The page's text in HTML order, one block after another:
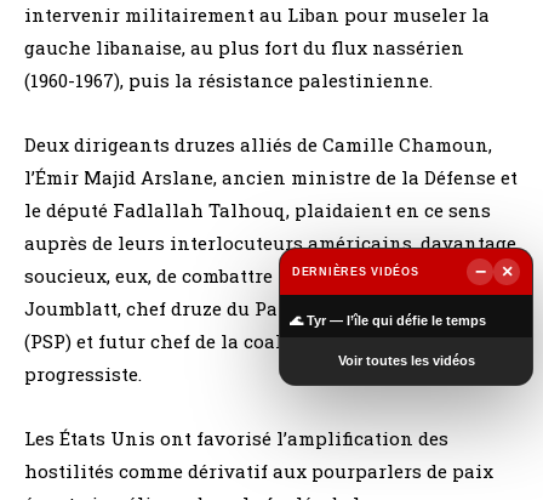
intervenir militairement au Liban pour museler la
gauche libanaise, au plus fort du flux nassérien
(1960-1967), puis la résistance palestinienne.
Deux dirigeants druzes alliés de Camille Chamoun,
l’Émir Majid Arslane, ancien ministre de la Défense et
le député Fadlallah Talhouq, plaidaient en ce sens
auprès de leurs interlocuteurs américains, davantage
soucieux, eux, de combattre leur rival électoral Kamal
Joumblatt, chef druze du Parti socialiste progressiste
(PSP) et futur chef de la coalition palestino
progressiste.
Les États Unis ont favorisé l’amplification des
hostilités comme dérivatif aux pourparlers de paix
DERNIÈRES VIDÉOS −
×
🌊 Tyr — l’île qui défie le temps
Voir toutes les vidéos